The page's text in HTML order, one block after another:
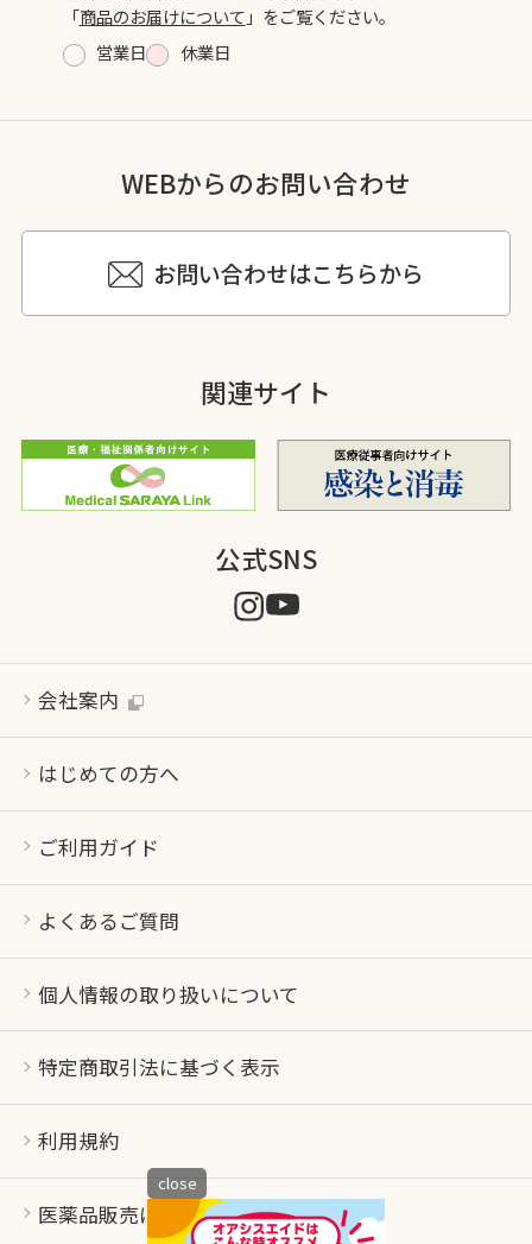
「商品のお届けについて 」をご覧ください。
営業日
休業日
WEBからのお問い合わせ
お問い合わせはこちらから
関連サイト
公式SNS
会社案内
はじめての方へ
ご利用ガイド
よくあるご質問
個人情報の取り扱いについて
特定商取引法に基づく表示
利用規約
医薬品販売について
close